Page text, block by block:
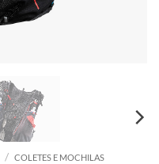
/ COLETES E MOCHILAS